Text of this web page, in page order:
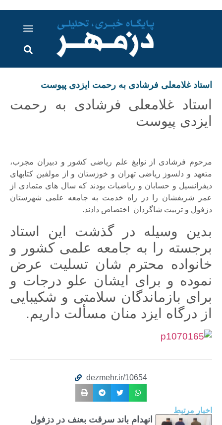
استاد غلامعلی فرشادی به رحمت ایزدی پیوست
استاد غلامعلی فرشادی به رحمت
ایزدی پیوست
مرحوم فرشادی از نوابغ علم ریاضی کشور و دبیران مجرب،
متعهد و دلسوز ریاضی تهران و خوزستان و از مولفین کتابهای
دیفرانسیل و حسابان و ریاضیات بودند که سال های متمادی از
عمر شریفشان را در راه خدمت به جامعه علمی شهرستان
دزفول و تربیت شاگردان اختصاص دادند.
بدین وسیله در گذشت این استاد
برجسته را به جامعه علمی کشور و
خانواده محترم شان تسلیت عرض
نموده و برای ایشان علو درجات و
برای بازماندگان سلامتی و شکیبایی
از درگاه ایزد منان مسألت داریم.
dezmehr.ir/10654
اخبار مرتبط
انهدام باند سرقت بعنف در دزفول